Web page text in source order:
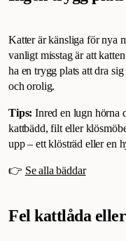
Katter är känsliga för nya
vanligt misstag är att
ha en trygg plats att dra
och orolig.
Tips: Inred en lugn hörna
kattbädd, filt eller
upp – ett klösträd eller en
👉 Se alla bäddar
Fel kattlåda